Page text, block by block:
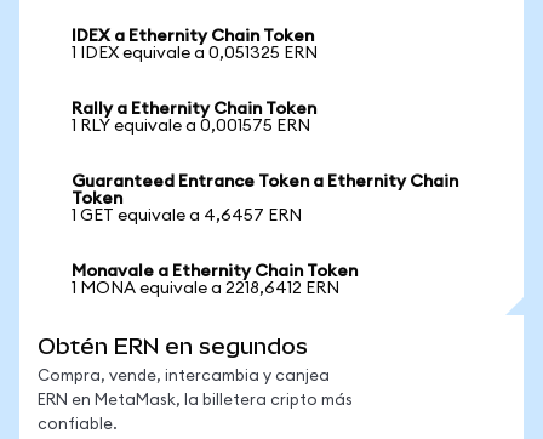
IDEX a Ethernity Chain Token
1 IDEX equivale a 0,051325 ERN
Rally a Ethernity Chain Token
1 RLY equivale a 0,001575 ERN
Guaranteed Entrance Token a Ethernity Chain
Token
1 GET equivale a 4,6457 ERN
Monavale a Ethernity Chain Token
1 MONA equivale a 2218,6412 ERN
Obtén ERN en segundos
Compra, vende, intercambia y canjea
ERN en MetaMask, la billetera cripto más
confiable.